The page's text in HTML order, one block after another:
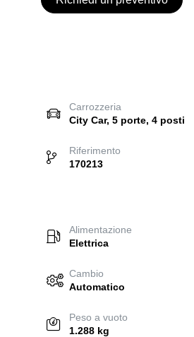
Carrozzeria
City Car, 5 porte, 4 posti
Riferimento
170213
Alimentazione
Elettrica
Cambio
Automatico
Peso a vuoto
1.288 kg